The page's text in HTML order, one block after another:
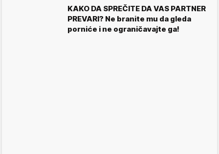
KAKO DA SPREČITE DA VAS PARTNER
PREVARI? Ne branite mu da gleda
porniće i ne ograničavajte ga!